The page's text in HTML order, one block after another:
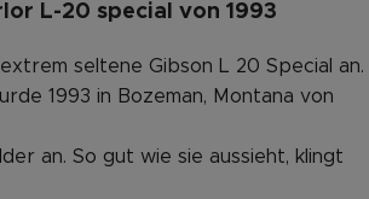
L-20 special von 1993
seltene Gibson L 20 Special an.
1993 in Bozeman, Montana von
an. So gut wie sie aussieht, klingt